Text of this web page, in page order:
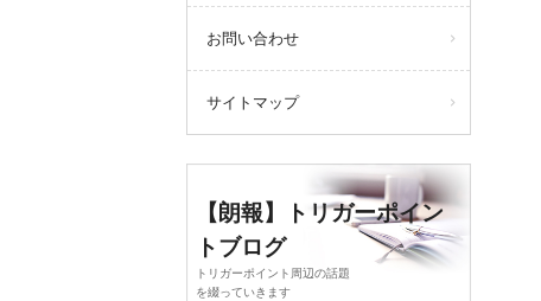
お問い合わせ
サイトマップ
【朗報】トリガーポイン
トブログ
トリガーポイント周辺の話題
を綴っていきます